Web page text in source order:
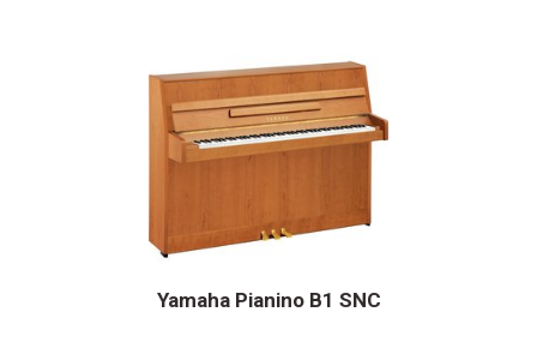
Yamaha Pianino B1 SNC